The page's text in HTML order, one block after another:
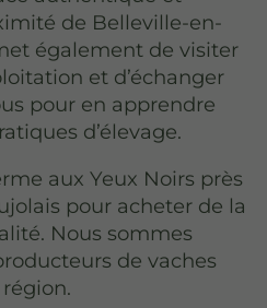
de Belleville-en-
également de visiter
et d’échanger
pour en apprendre
d’élevage.
aux Yeux Noirs près
pour acheter de la
Nous sommes
de vaches